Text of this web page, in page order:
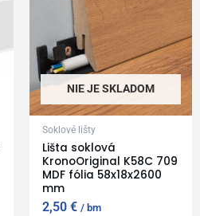
NIE JE SKLADOM
Soklové lišty
Lišta soklová
KronoOriginal K58C 709
MDF fólia 58x18x2600
mm
2,50€ bm